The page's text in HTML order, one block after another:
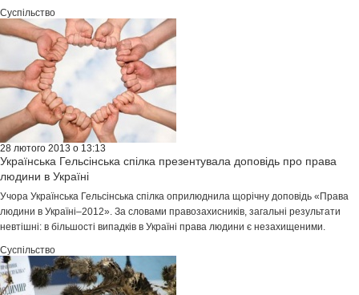
Суспільство
28 лютого 2013 о 13:13
Українська Гельсінська спілка презентувала доповідь про права
людини в Україні
Учора Українська Гельсінська спілка оприлюднила щорічну доповідь «Права
людини в Україні–2012». За словами правозахисників, загальні результати
невтішні: в більшості випадків в Україні права людини є незахищеними.
Суспільство